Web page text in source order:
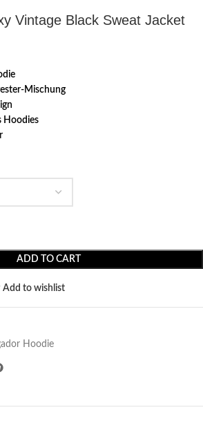
Vintage Black Sweat Jacket
Mischung
Hoodies
ADD TO CART
Add to wishlist
Hoodie